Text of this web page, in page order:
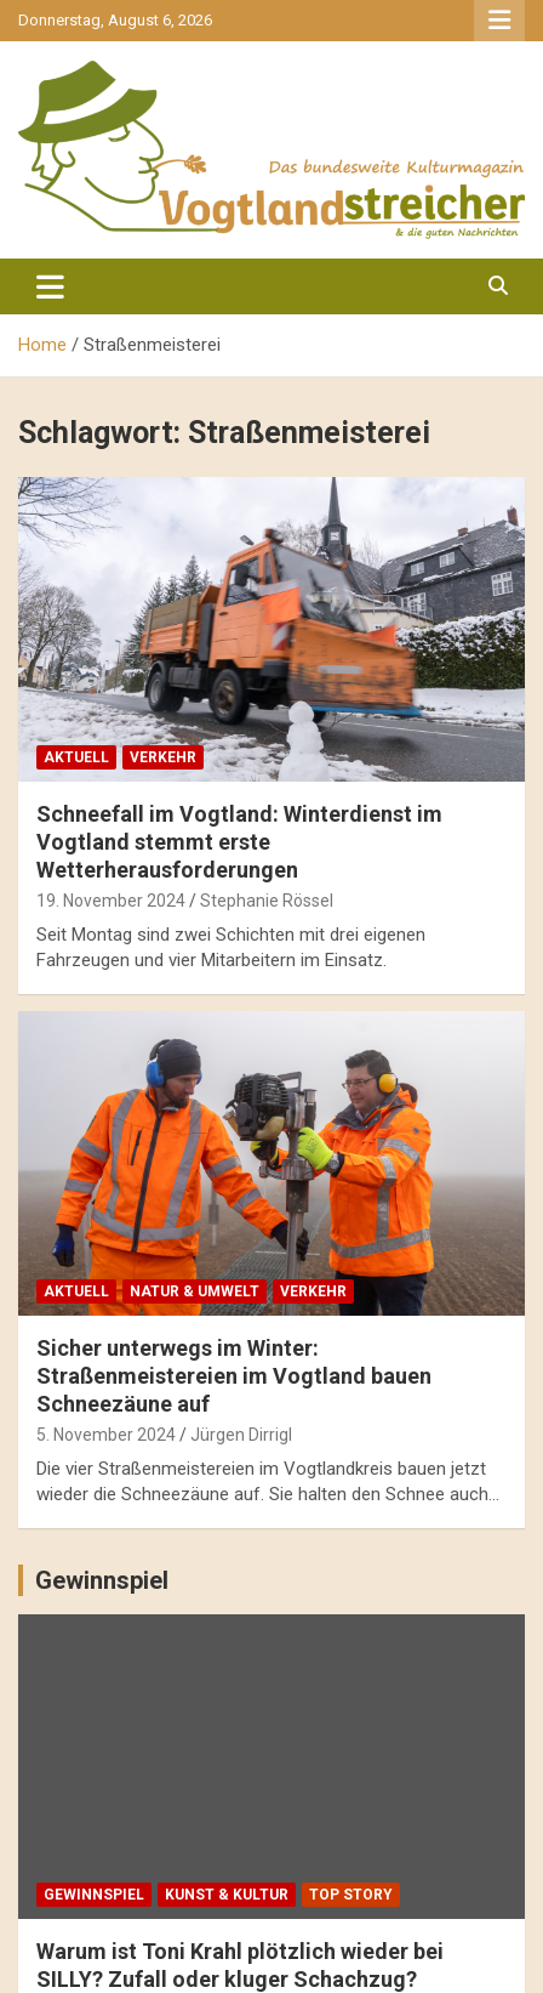
gehe
zum
Donnerstag, August 6, 2026
Vogtlandstreicher
Home Straßenmeisterei
Schlagwort: Straßenmeisterei
AKTUELL VERKEHR
Schneefall im Vogtland: Winterdienst im
Vogtland stemmt erste
Wetterherausforderungen
19. November 2024 Stephanie Rössel
Seit Montag sind zwei Schichten mit drei eigenen
Fahrzeugen und vier Mitarbeitern im Einsatz.
AKTUELL NATUR & UMWELT VERKEHR
Sicher unterwegs im Winter:
Straßenmeistereien im Vogtland bauen
Schneezäune auf
5. November 2024 Jürgen Dirrigl
Die vier Straßenmeistereien im Vogtlandkreis bauen jetzt
wieder die Schneezäune auf. Sie halten den Schnee auch…
Gewinnspiel
GEWINNSPIEL KUNST & KULTUR TOP STORY
Warum ist Toni Krahl plötzlich wieder bei
SILLY? Zufall oder kluger Schachzug?